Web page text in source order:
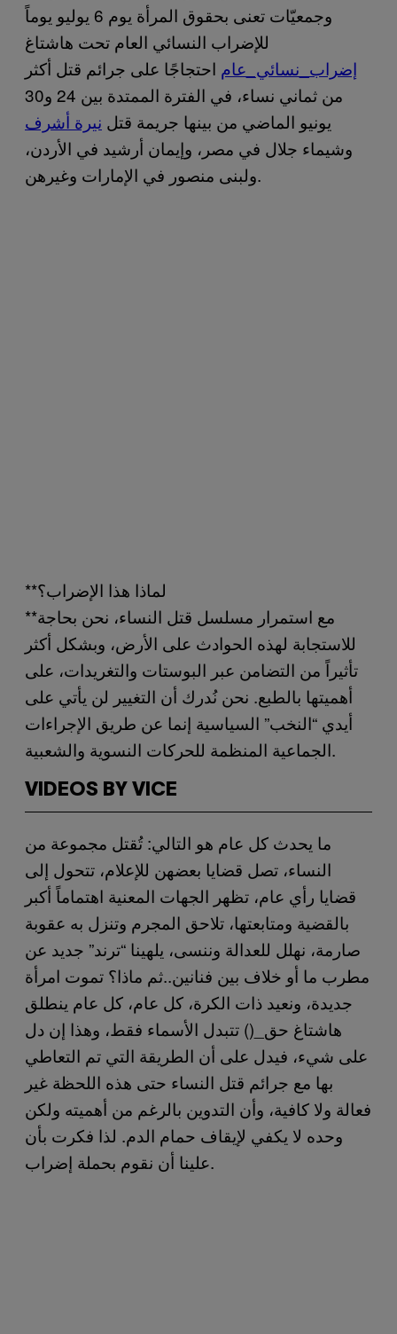
وجمعيّات تعنى بحقوق المرأة يوم 6 يوليو يوماً
للإضراب النسائي العام تحت هاشتاغ
إضراب_نسائي_عام احتجاجًا على جرائم قتل أكثر
من ثماني نساء، في الفترة الممتدة بين 24 و30
يونيو الماضي من بينها جريمة قتل نيرة أشرف
وشيماء جلال في مصر، وإيمان أرشيد في الأردن،
ولبنى منصور في الإمارات وغيرهن.
**لماذا هذا الإضراب؟
**مع استمرار مسلسل قتل النساء، نحن بحاجة
للاستجابة لهذه الحوادث على الأرض، وبشكل أكثر
تأثيراً من التضامن عبر البوستات والتغريدات، على
أهميتها بالطبع. نحن نُدرك أن التغيير لن يأتي على
أيدي “النخب” السياسية إنما عن طريق الإجراءات
الجماعية المنظمة للحركات النسوية والشعبية.
VIDEOS BY VICE
ما يحدث كل عام هو التالي: تُقتل مجموعة من
النساء، تصل قضايا بعضهن للإعلام، تتحول إلى
قضايا رأي عام، تظهر الجهات المعنية اهتماماً أكبر
بالقضية ومتابعتها، تلاحق المجرم وتنزل به عقوبة
صارمة، نهلل للعدالة وننسى، يلهينا “ترند” جديد عن
مطرب ما أو خلاف بين فنانين..ثم ماذا؟ تموت امرأة
جديدة، ونعيد ذات الكرة، كل عام، كل عام ينطلق
هاشتاغ حق_() تتبدل الأسماء فقط، وهذا إن دل
على شيء، فيدل على أن الطريقة التي تم التعاطي
بها مع جرائم قتل النساء حتى هذه اللحظة غير
فعالة ولا كافية، وأن التدوين بالرغم من أهميته ولكن
وحده لا يكفي لإيقاف حمام الدم. لذا فكرت بأن
علينا أن نقوم بحملة إضراب.